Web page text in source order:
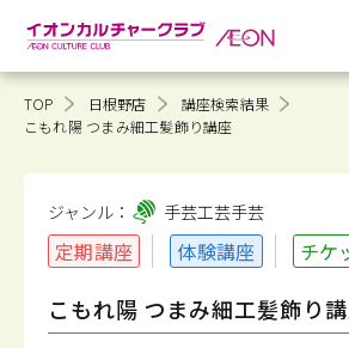
TOP 日根野店
講座検索結果
こもれ陽 つまみ細工髪飾り講座
ジャンル： 手芸工芸手芸
定期講座 体験講座 チケ
こもれ陽 つまみ細工髪飾り